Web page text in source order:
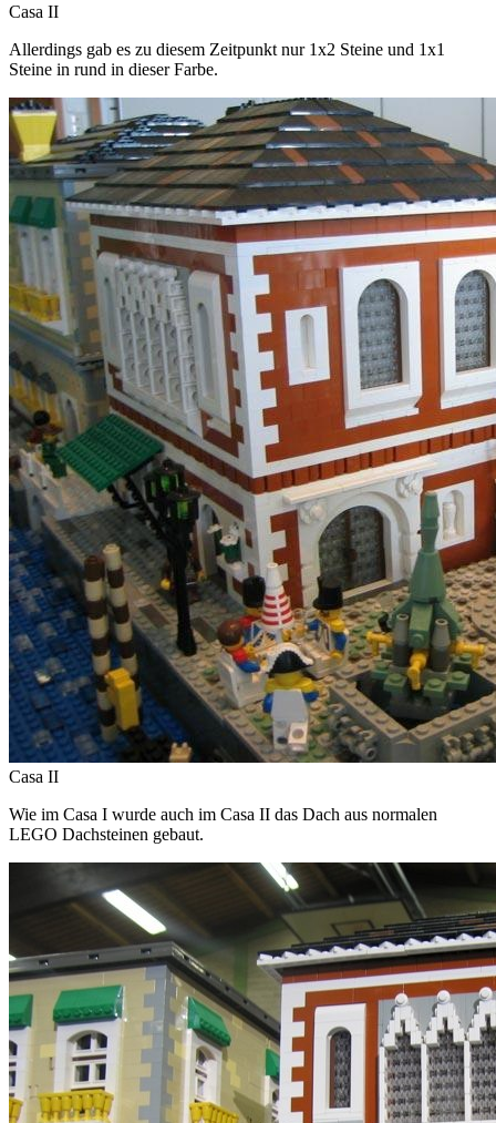
Casa II
Allerdings gab es zu diesem Zeitpunkt nur 1x2 Steine und 1x1
Steine in rund in dieser Farbe.
Casa II
Wie im Casa I wurde auch im Casa II das Dach aus normalen
LEGO Dachsteinen gebaut.